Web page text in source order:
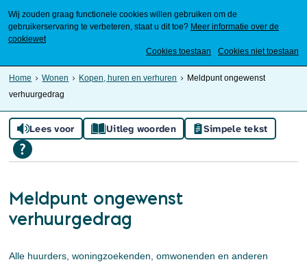
Wij zouden graag functionele cookies willen gebruiken om de
gebruikerservaring te verbeteren, staat u dit toe? Meer informatie over de
cookiewet
Cookies toestaan
Cookies niet toestaan
Home Wonen Kopen, huren en verhuren
Meldpunt ongewenst
verhuurgedrag
Lees voor Uitleg woorden Simpele tekst
Meldpunt ongewenst
verhuurgedrag
Alle huurders, woningzoekenden, omwonenden en anderen